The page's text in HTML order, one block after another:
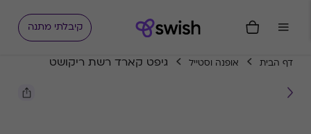
קיבלתי מתנה
דף הבית אופנה וסטייל גיפט קארד רשת ריקושט